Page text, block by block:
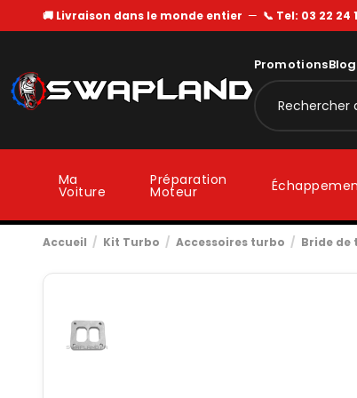
🚚 Livraison dans le monde entier — 📞 Tel: 03 22 24
PromotionsBlog
Ma
Voiture
Préparation
Moteur
Accueil Kit Turbo Accessoires turbo Bride de